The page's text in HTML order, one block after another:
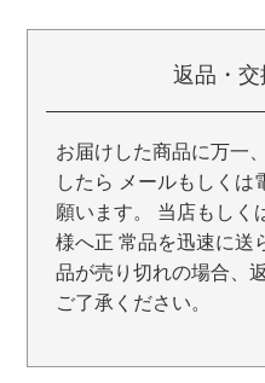
返品・交
お届けした商品に万一
したら メールもしくは
願います。 当店もしく
様へ正 常品を迅速に送
品が売り切れの場合、
ご了承ください。